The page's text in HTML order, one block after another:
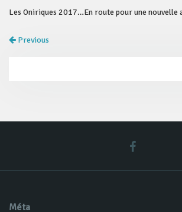
Les Oniriques 2017…En route pour une nouvelle
Previous
Méta